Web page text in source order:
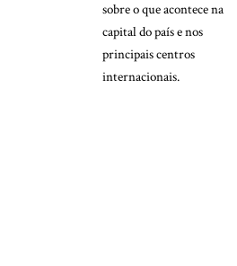
sobre o que acontece na
capital do país e nos
principais centros
internacionais.